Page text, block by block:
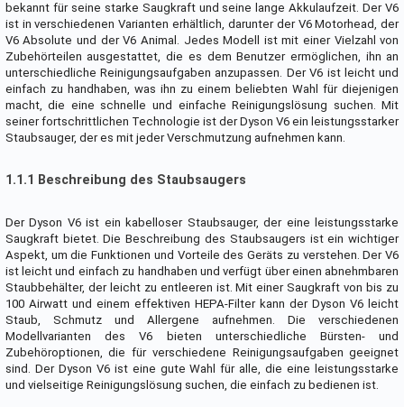
bekannt für seine starke Saugkraft und seine lange Akkulaufzeit. Der V6
ist in verschiedenen Varianten erhältlich, darunter der V6 Motorhead, der
V6 Absolute und der V6 Animal. Jedes Modell ist mit einer Vielzahl von
Zubehörteilen ausgestattet, die es dem Benutzer ermöglichen, ihn an
unterschiedliche Reinigungsaufgaben anzupassen. Der V6 ist leicht und
einfach zu handhaben, was ihn zu einem beliebten Wahl für diejenigen
macht, die eine schnelle und einfache Reinigungslösung suchen. Mit
seiner fortschrittlichen Technologie ist der Dyson V6 ein leistungsstarker
Staubsauger, der es mit jeder Verschmutzung aufnehmen kann.
1.1.1 Beschreibung des Staubsaugers
Der Dyson V6 ist ein kabelloser Staubsauger, der eine leistungsstarke
Saugkraft bietet. Die Beschreibung des Staubsaugers ist ein wichtiger
Aspekt, um die Funktionen und Vorteile des Geräts zu verstehen. Der V6
ist leicht und einfach zu handhaben und verfügt über einen abnehmbaren
Staubbehälter, der leicht zu entleeren ist. Mit einer Saugkraft von bis zu
100 Airwatt und einem effektiven HEPA-Filter kann der Dyson V6 leicht
Staub, Schmutz und Allergene aufnehmen. Die verschiedenen
Modellvarianten des V6 bieten unterschiedliche Bürsten- und
Zubehöroptionen, die für verschiedene Reinigungsaufgaben geeignet
sind. Der Dyson V6 ist eine gute Wahl für alle, die eine leistungsstarke
und vielseitige Reinigungslösung suchen, die einfach zu bedienen ist.